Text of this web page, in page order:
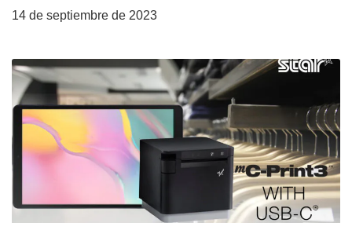
14 de septiembre de 2023